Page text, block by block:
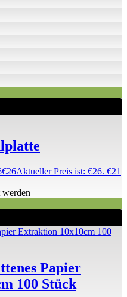
€26Aktueller Preis ist: €26. €21
werden
Papier
100 Stück